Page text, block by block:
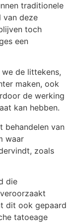
traditionele
van deze
toch
een
de littekens,
maken, ook
de werking
kan hebben.
behandelen van
waar
zoals
die
dit ook gepaard
tatoeage